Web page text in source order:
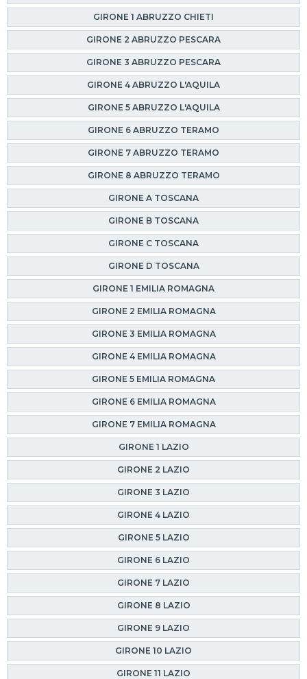
GIRONE 1 ABRUZZO CHIETI
GIRONE 2 ABRUZZO PESCARA
GIRONE 3 ABRUZZO PESCARA
GIRONE 4 ABRUZZO L'AQUILA
GIRONE 5 ABRUZZO L'AQUILA
GIRONE 6 ABRUZZO TERAMO
GIRONE 7 ABRUZZO TERAMO
GIRONE 8 ABRUZZO TERAMO
GIRONE A TOSCANA
GIRONE B TOSCANA
GIRONE C TOSCANA
GIRONE D TOSCANA
GIRONE 1 EMILIA ROMAGNA
GIRONE 2 EMILIA ROMAGNA
GIRONE 3 EMILIA ROMAGNA
GIRONE 4 EMILIA ROMAGNA
GIRONE 5 EMILIA ROMAGNA
GIRONE 6 EMILIA ROMAGNA
GIRONE 7 EMILIA ROMAGNA
GIRONE 1 LAZIO
GIRONE 2 LAZIO
GIRONE 3 LAZIO
GIRONE 4 LAZIO
GIRONE 5 LAZIO
GIRONE 6 LAZIO
GIRONE 7 LAZIO
GIRONE 8 LAZIO
GIRONE 9 LAZIO
GIRONE 10 LAZIO
GIRONE 11 LAZIO